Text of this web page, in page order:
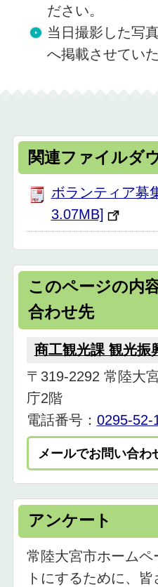
ださい。
当日撮影した写
へ掲載させてい
関連ファイルダ
ボランティア募
3.07MB]
このページの内
合わせ先
商工観光課 観光振
〒319-2292 常陸大
庁2階
電話番号： 0295-52-
メールでお問い合わ
アンケート
常陸大宮市ホームペ
トにするために、